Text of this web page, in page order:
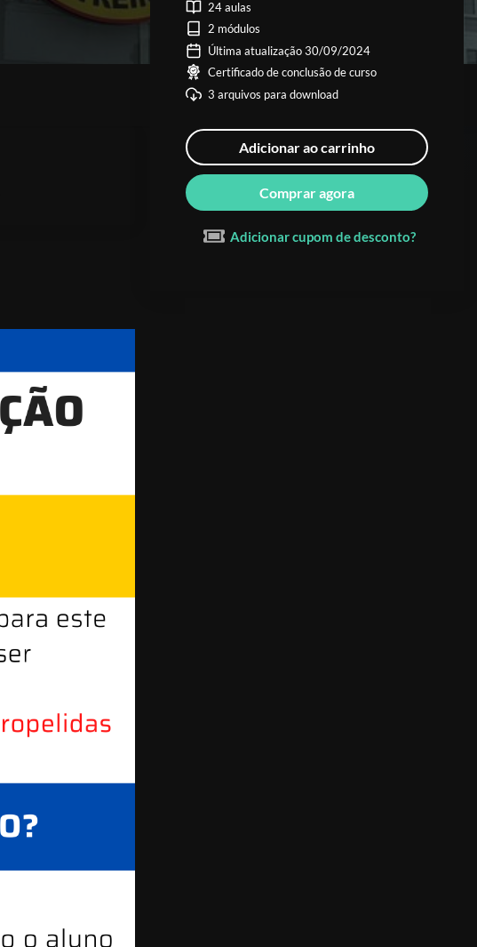
24 aulas
2 módulos
Última atualização 30/09/2024
Certificado de conclusão de curso
3 arquivos para download
Adicionar ao carrinho
Comprar agora
Adicionar cupom de desconto?